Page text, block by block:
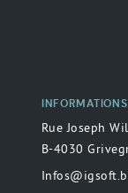
Rue Joseph
B-4030